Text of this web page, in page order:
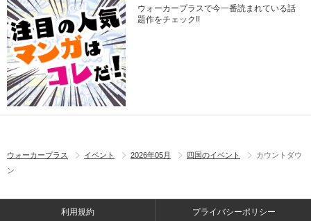
ウォーカープラスで今一番読まれている話
題作をチェック!!
ウォーカープラス イベント 2026年05月 四国のイベント
カウントダウ
ン
利用規約 プライバシーポリシー